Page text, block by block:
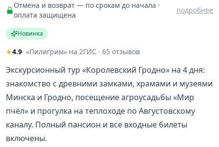
Отмена и возврат — по срокам до начала ·
оплата защищена
подробнее
Новинка
★4.9· «Пилигрим» на 2ГИС · 65 отзывов
Экскурсионный тур «Королевский Гродно» на 4 дня:
знакомство с древними замками, храмами и музеями
Минска и Гродно, посещение агроусадьбы «Мир
пчёл» и прогулка на теплоходе по Августовскому
каналу. Полный пансион и все входные билеты
включены.